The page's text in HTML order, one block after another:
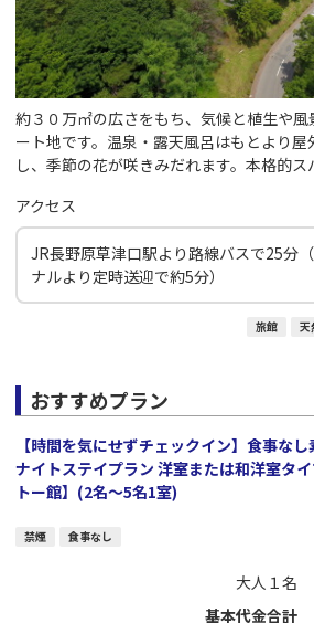
約３０万㎡の広さをもち、気候と植生や
ート地です。温泉・露天風呂はもとより
し、季節の花が咲きみだれます。本格的ス
アクセス
JR長野原草津口駅より路線バスで25分
ナルより定時送迎で約5分）
旅館 天
おすすめプラン
【時間を気にせずチェックイン】食事な
ナイトステイプラン 洋室または和洋室タ
トー館】(2名～5名1室)
禁煙 食事なし
大人１名
基本代金合計